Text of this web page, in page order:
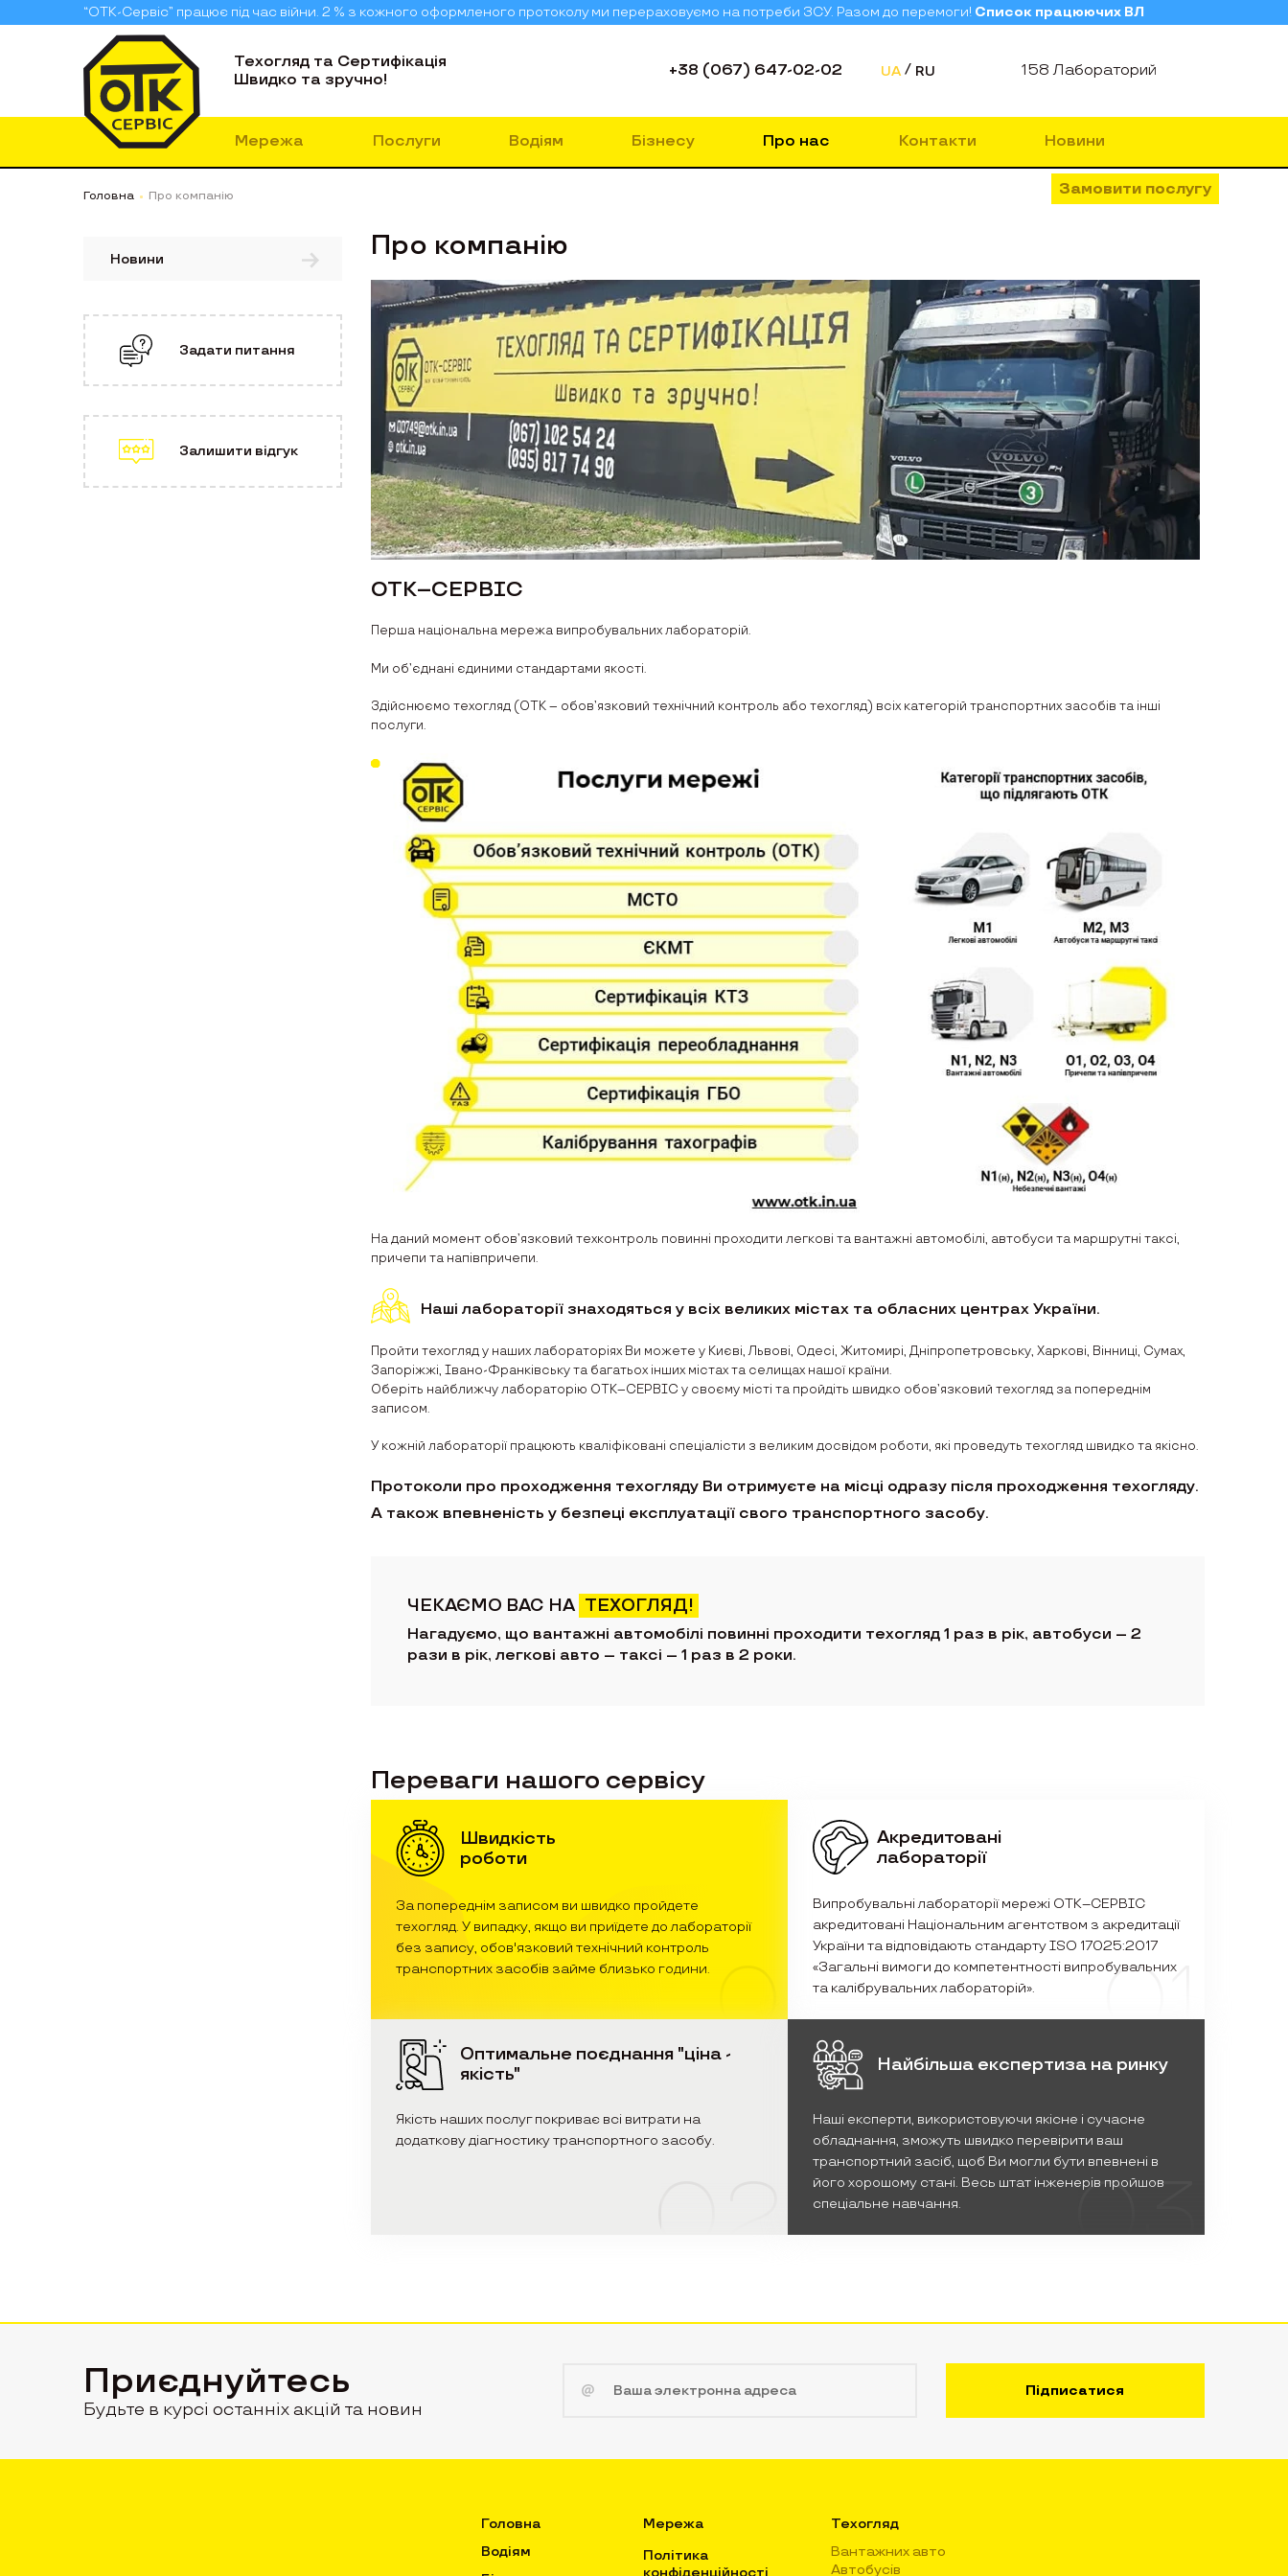
“ОТК-Сервіс” працює під час війни. 2 % з кожного оформленого протоколу ми перераховуємо на потреби ЗСУ. Разом до перемоги! Список працюючих ВЛ
Техогляд та Сертифікація
Швидко та зручно!
+38 (067) 647-02-02 UA RU 158 Лабораторий
Мережа Послуги Водіям Бізнесу Про нас Контакти Новини
Замовити послугу
Головна Про компанію
Новини
Задати питання
Залишити відгук
Про компанію
ОТК–СЕРВІС
Перша національна мережа випробувальних лабораторій.
Ми об’єднані єдиними стандартами якості.
Здійснюємо техогляд (ОТК – обов’язковий технічний контроль або техогляд) всіх категорій транспортних засобів та інші
послуги.
На даний момент обов’язковий техконтроль повинні проходити легкові та вантажні автомобілі, автобуси та маршрутні таксі,
причепи та напівпричепи.
Наші лабораторії знаходяться у всіх великих містах та обласних центрах України.
Пройти техогляд у наших лабораторіях Ви можете у Києві, Львові, Одесі, Житомирі, Дніпропетровську, Харкові, Вінниці, Сумах,
Запоріжжі, Івано-Франківську та багатьох інших містах та селищах нашої країни.
Оберіть найближчу лабораторію ОТК–СЕРВІС у своєму місті та пройдіть швидко обов’язковий техогляд за попереднім
записом.
У кожній лабораторії працюють кваліфіковані спеціалісти з великим досвідом роботи, які проведуть техогляд швидко та якісно.
Протоколи про проходження техогляду Ви отримуєте на місці одразу після проходження техогляду.
А також впевненість у безпеці експлуатації свого транспортного засобу.
ЧЕКАЄМО ВАС НА ТЕХОГЛЯД!
Нагадуємо, що вантажні автомобілі повинні проходити техогляд 1 раз в рік, автобуси – 2
рази в рік, легкові авто – таксі – 1 раз в 2 роки.
Переваги нашого сервісу
Швидкість
роботи
За попереднім записом ви швидко пройдете
техогляд. У випадку, якщо ви приїдете до лабораторії
без запису, обов'язковий технічний контроль
транспортних засобів займе близько години. 0
Акредитовані
лабораторії
Випробувальні лабораторії мережі ОТК–СЕРВІС
акредитовані Національним агентством з акредитації
України та відповідають стандарту ISO 17025:2017
«Загальні вимоги до компетентності випробувальних
та калібрувальних лабораторій».
01
Оптимальне поєднання "ціна -
якість"
Якість наших послуг покриває всі витрати на
додаткову діагностику транспортного засобу.
02
Найбільша експертиза на ринку
Наші експерти, використовуючи якісне і сучасне
обладнання, зможуть швидко перевірити ваш
транспортний засіб, щоб Ви могли бути впевнені в
його хорошому стані. Весь штат інженерів пройшов
спеціальне навчання.
03
Приєднуйтесь
Будьте в курсі останніх акцій та новин
Головна
Водіям
Мережа
Політика
конфіденційності
Техогляд
Вантажних авто
Автобусів